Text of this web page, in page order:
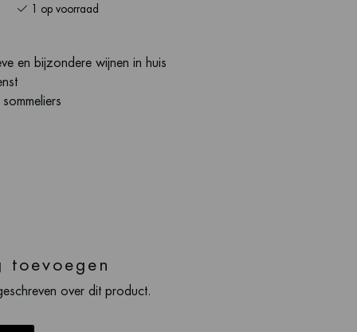
1 op voorraad
en bijzondere wijnen in huis
toevoegen
over dit product.